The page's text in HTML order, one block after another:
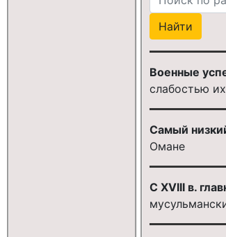
Военные
слабостью
Самый
Омане
С XVIII в.